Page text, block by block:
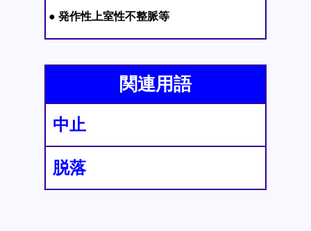
● 発作性上室性不整脈等
関連用語
中止
脱落